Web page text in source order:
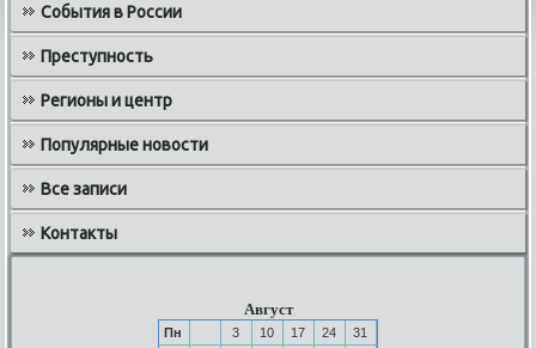
События в России
Преступность
Регионы и центр
Популярные новости
Все записи
Контакты
Август
Пн 3 10 17 24
31